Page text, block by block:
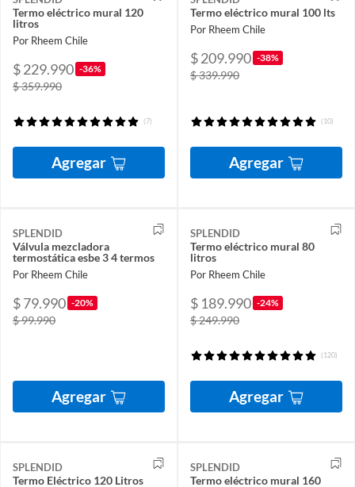
Termo eléctrico mural 120
litros
Por Rheem Chile
$ 229.990 -36%
$ 359.990
(7)
Agregar
Termo eléctrico mural 100 lts
Por Rheem Chile
$ 209.990 -38%
$ 339.990
(10)
Agregar
SPLENDID
Válvula mezcladora
termostática esbe 3 4 termos
Por Rheem Chile
$ 79.990 -20%
$ 99.990
Agregar
SPLENDID
Termo eléctrico mural 80
litros
Por Rheem Chile
$ 189.990 -24%
$ 249.990
(120)
Agregar
SPLENDID
Termo Eléctrico 120 Litros
SPLENDID
Termo eléctrico mural 160